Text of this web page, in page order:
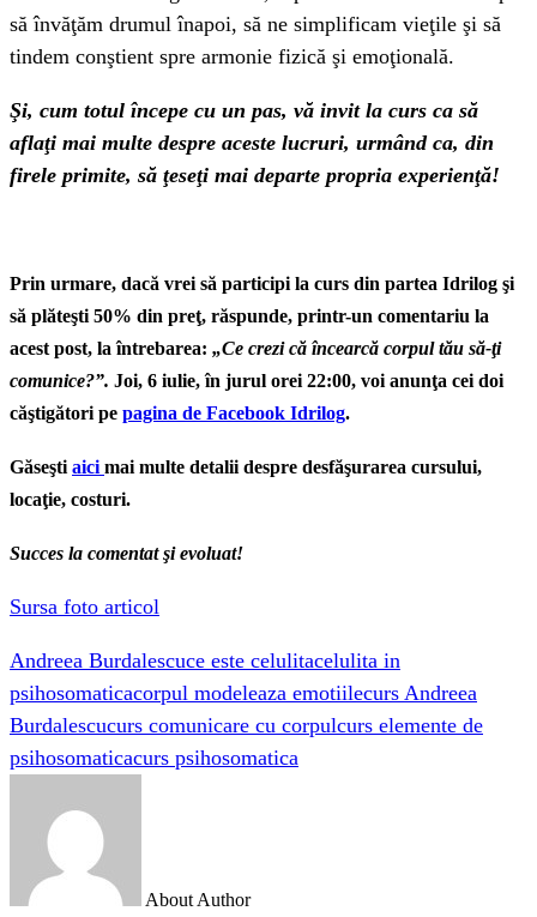
să învăţăm drumul înapoi, să ne simplificam vieţile şi să
tindem conştient spre armonie fizică şi emoţională.
Şi, cum totul începe cu un pas, vă invit la curs ca să
aflaţi mai multe despre aceste lucruri, urmând ca, din
firele primite, să ţeseţi mai departe propria experienţă!
Prin urmare, dacă vrei să participi la curs din partea Idrilog şi
să plăteşti 50% din preţ, răspunde, printr-un comentariu la
acest post, la întrebarea: „Ce crezi că încearcă corpul tău să-ţi
comunice?”. Joi, 6 iulie, în jurul orei 22:00, voi anunţa cei doi
căştigători pe pagina de Facebook Idrilog.
Găseşti aici mai multe detalii despre desfăşurarea cursului,
locaţie, costuri.
Succes la comentat şi evoluat!
Sursa foto articol
Andreea Burdalescuce este celulitacelulita in
psihosomaticacorpul modeleaza emotiilecurs Andreea
Burdalescucurs comunicare cu corpulcurs elemente de
psihosomaticacurs psihosomatica
About Author